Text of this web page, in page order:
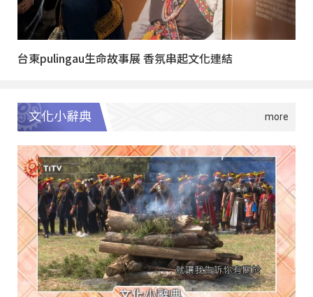
台東pulingau生命故事展 香氛串起文化連結
文化小辭典